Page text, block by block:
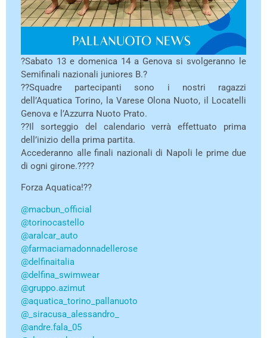
?️Sabato 13 e domenica 14 a Genova si svolgeranno le
Semifinali nazionali juniores B.?
??Squadre partecipanti sono i nostri ragazzi
dell’Aquatica Torino, la Varese Olona Nuoto, il Locatelli
Genova e l’Azzurra Nuoto Prato.
??Il sorteggio del calendario verrà effettuato prima
dell’inizio della prima partita.
Accederanno alle finali nazionali di Napoli le prime due
di ogni girone.????
Forza Aquatica!??
@macbun_official
@torinocastello
@aralcar_auto
@farmaciamadonnadellerose
@delfinaitalia
@delfina_swimwear
@gruppo.azimut
@aquatica_torino_pallanuoto
@_siracusa_alessandro_
@andre.fala_05